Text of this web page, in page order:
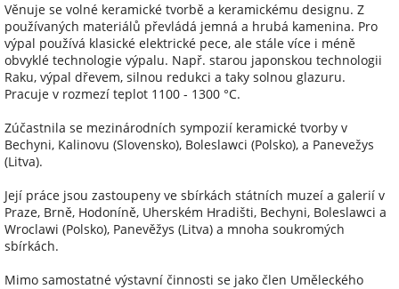
Věnuje se volné keramické tvorbě a keramickému designu. Z
používaných materiálů převládá jemná a hrubá kamenina. Pro
výpal používá klasické elektrické pece, ale stále více i méně
obvyklé technologie výpalu. Např. starou japonskou technologii
Raku, výpal dřevem, silnou redukci a taky solnou glazuru.
Pracuje v rozmezí teplot 1100 - 1300 °C.
Zúčastnila se mezinárodních sympozií keramické tvorby v
Bechyni, Kalinovu (Slovensko), Boleslawci (Polsko), a Panevežys
(Litva).
Její práce jsou zastoupeny ve sbírkách státních muzeí a galerií v
Praze, Brně, Hodoníně, Uherském Hradišti, Bechyni, Boleslawci a
Wroclawi (Polsko), Panevěžys (Litva) a mnoha soukromých
sbírkách.
Mimo samostatné výstavní činnosti se jako člen Uměleckého